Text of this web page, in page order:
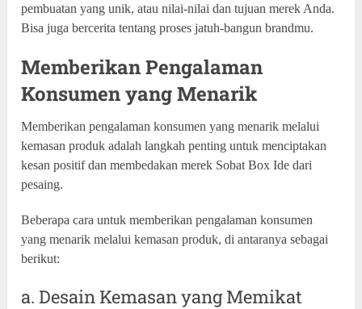
pembuatan yang unik, atau nilai-nilai dan tujuan merek Anda.
Bisa juga bercerita tentang proses jatuh-bangun brandmu.
Memberikan Pengalaman
Konsumen yang Menarik
Memberikan pengalaman konsumen yang menarik melalui
kemasan produk adalah langkah penting untuk menciptakan
kesan positif dan membedakan merek Sobat Box Ide dari
pesaing.
Beberapa cara untuk memberikan pengalaman konsumen
yang menarik melalui kemasan produk, di antaranya sebagai
berikut:
a. Desain Kemasan yang Memikat